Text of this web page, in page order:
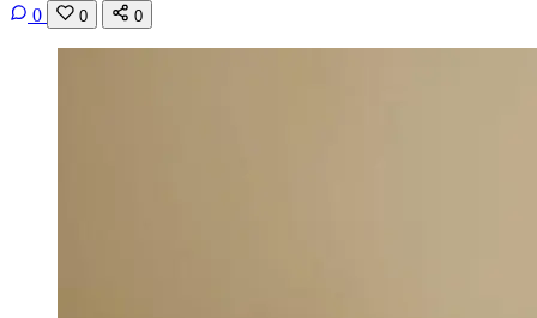
0
0 0